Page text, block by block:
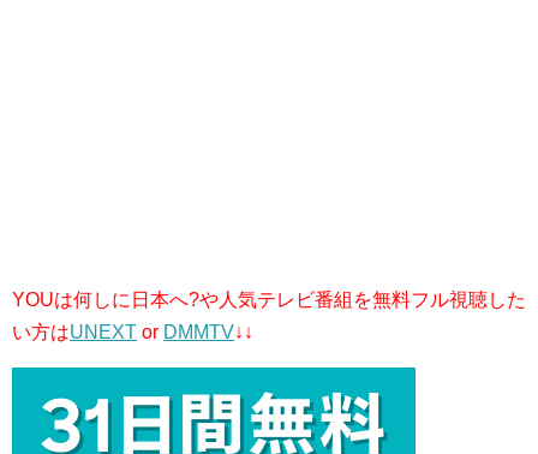
YOUは何しに日本へ?や人気テレビ番組を無料フル視聴した
い方はUNEXT or DMMTV↓↓